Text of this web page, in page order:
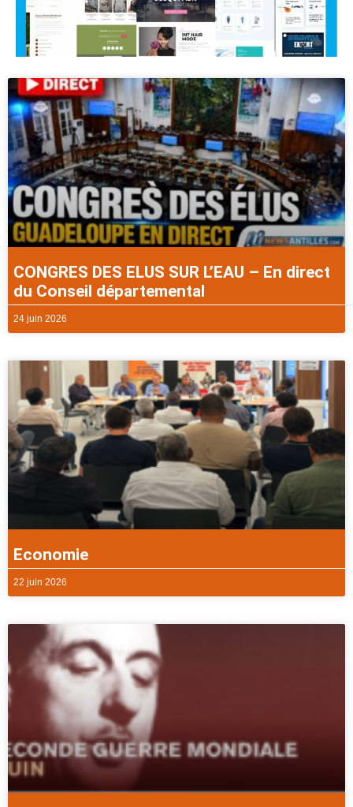
CONGRES DES ELUS SUR L’EAU – En direct
du Conseil départemental
24 juin 2026
Economie
22 juin 2026